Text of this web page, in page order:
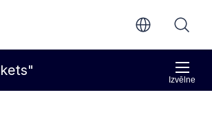
saturu
Izvēlne